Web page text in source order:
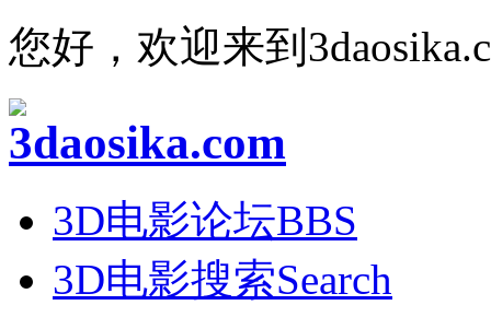
您好，欢迎来到
3D电影论坛BBS
3D电影搜索Search